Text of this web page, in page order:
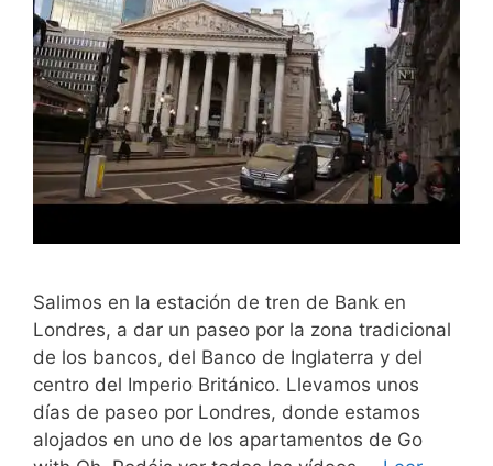
Salimos en la estación de tren de Bank en
Londres, a dar un paseo por la zona tradicional
de los bancos, del Banco de Inglaterra y del
centro del Imperio Británico. Llevamos unos
días de paseo por Londres, donde estamos
alojados en uno de los apartamentos de Go